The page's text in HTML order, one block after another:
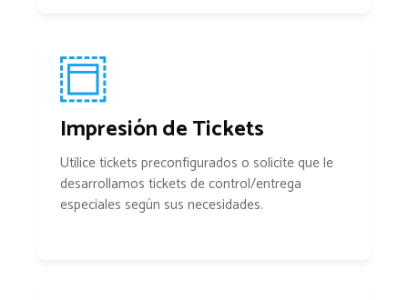
Impresión de Tickets
Utilice tickets preconfigurados o solicite que le
desarrollamos tickets de control/entrega
especiales según sus necesidades.